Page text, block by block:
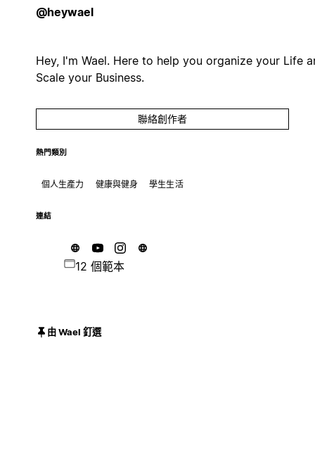
@heywael
Hey, I'm Wael. Here to help you organize your Life
Scale your Business.
聯絡創作者
熱門類別
個人生產力 健康與健身 學生生活
連結
12 個範本
由 Wael 釘選